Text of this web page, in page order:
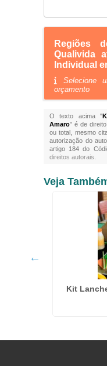
Regiões
Qualivida
Individual
Selecione
orçamento
O texto acima "
Amaro" é de
ou total, mesmo
autorização do
artigo 184 do
direitos autorais
Veja
Kit